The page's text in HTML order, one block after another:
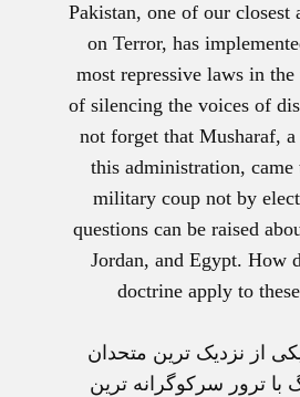
Pakistan, one of our closest
on Terror, has
most repressive laws in
of silencing the voices of
not forget that Musharaf,
this administration,
military coup not by
questions can be raised
Jordan, and Egypt. How
doctrine apply to
از نزديک ترين متحدان
ترور سرکوگرانه ترين